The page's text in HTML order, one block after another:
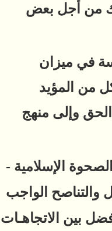
من أجل بعض
في ميزان
من المؤيد
وإلى منهج
الإسلامية -
والتناصح الواجب
بين الاتجاهـات